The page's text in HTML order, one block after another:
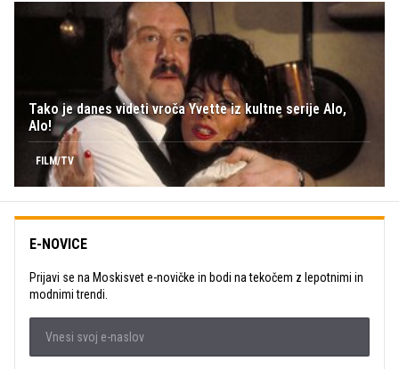
Tako je danes videti vroča Yvette iz kultne serije Alo,
Alo!
FILM/TV
E-NOVICE
Prijavi se na Moskisvet e-novičke in bodi na tekočem z lepotnimi in
modnimi trendi.